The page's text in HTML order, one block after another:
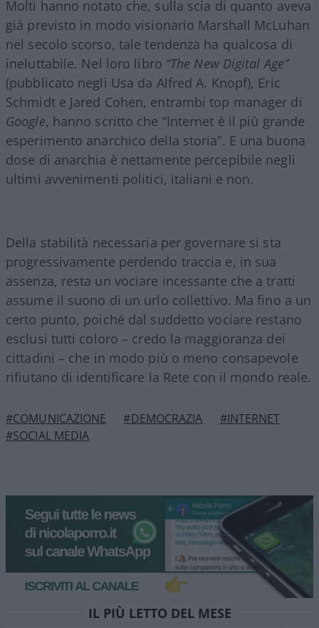
Molti hanno notato che, sulla scia di quanto aveva
già previsto in modo visionario Marshall McLuhan
nel secolo scorso, tale tendenza ha qualcosa di
ineluttabile. Nel loro libro “The New Digital Age”
(pubblicato negli Usa da Alfred A. Knopf), Eric
Schmidt e Jared Cohen, entrambi top manager di
Google, hanno scritto che “Internet è il più grande
esperimento anarchico della storia”. E una buona
dose di anarchia è nettamente percepibile negli
ultimi avvenimenti politici, italiani e non.
Della stabilità necessaria per governare si sta
progressivamente perdendo traccia e, in sua
assenza, resta un vociare incessante che a tratti
assume il suono di un urlo collettivo. Ma fino a un
certo punto, poiché dal suddetto vociare restano
esclusi tutti coloro – credo la maggioranza dei
cittadini – che in modo più o meno consapevole
rifiutano di identificare la Rete con il mondo reale.
#COMUNICAZIONE #DEMOCRAZIA
#INTERNET
#SOCIAL MEDIA
IL PIÙ LETTO DEL MESE